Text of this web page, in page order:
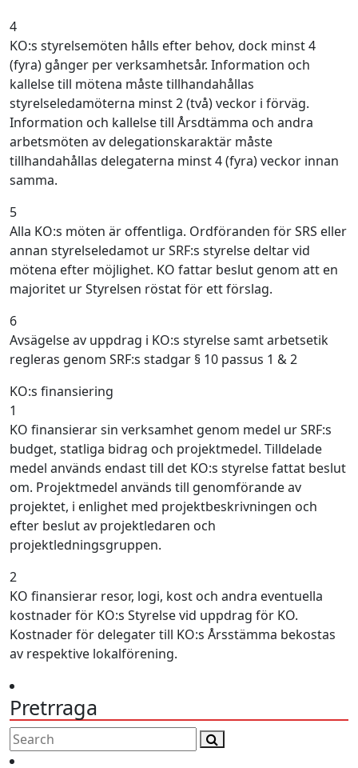
4
KO:s styrelsemöten hålls efter behov, dock minst 4
(fyra) gånger per verksamhetsår. Information och
kallelse till mötena måste tillhandahållas
styrelseledamöterna minst 2 (två) veckor i förväg.
Information och kallelse till Årsdtämma och andra
arbetsmöten av delegationskaraktär måste
tillhandahållas delegaterna minst 4 (fyra) veckor innan
samma.
5
Alla KO:s möten är offentliga. Ordföranden för SRS eller
annan styrelseledamot ur SRF:s styrelse deltar vid
mötena efter möjlighet. KO fattar beslut genom att en
majoritet ur Styrelsen röstat för ett förslag.
6
Avsägelse av uppdrag i KO:s styrelse samt arbetsetik
regleras genom SRF:s stadgar § 10 passus 1 & 2
KO:s finansiering
1
KO finansierar sin verksamhet genom medel ur SRF:s
budget, statliga bidrag och projektmedel. Tilldelade
medel används endast till det KO:s styrelse fattat beslut
om. Projektmedel används till genomförande av
projektet, i enlighet med projektbeskrivningen och
efter beslut av projektledaren och
projektledningsgruppen.
2
KO finansierar resor, logi, kost och andra eventuella
kostnader för KO:s Styrelse vid uppdrag för KO.
Kostnader för delegater till KO:s Årsstämma bekostas
av respektive lokalförening.
Pretrraga